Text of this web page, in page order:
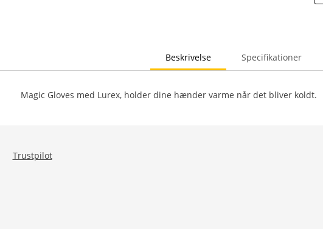
Beskrivelse Specifikationer
Magic Gloves med Lurex, holder dine hænder varme når det bliver koldt.
Trustpilot